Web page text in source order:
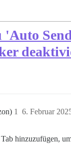
6. Februar
1
hinzuzufügen,